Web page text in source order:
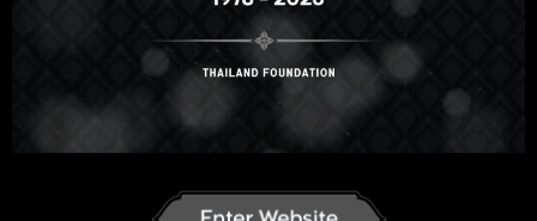
Japanese German
Chinese
ខ្មែរ